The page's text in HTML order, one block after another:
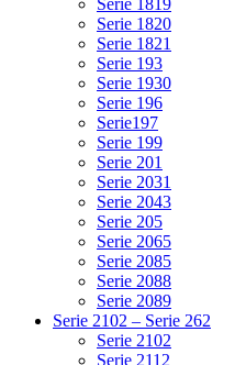
Serie 1819
Serie 1820
Serie 1821
Serie 193
Serie 1930
Serie 196
Serie197
Serie 199
Serie 201
Serie 2031
Serie 2043
Serie 205
Serie 2065
Serie 2085
Serie 2088
Serie 2089
Serie 2102 – Serie 262
Serie 2102
Serie 2112